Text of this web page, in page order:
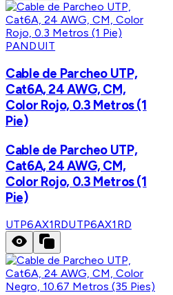
PANDUIT
Cable de Parcheo UTP,
Cat6A, 24 AWG, CM,
Color Rojo, 0.3 Metros (1
Pie)
Cable de Parcheo UTP,
Cat6A, 24 AWG, CM,
Color Rojo, 0.3 Metros (1
Pie)
UTP6AX1RDUTP6AX1RD